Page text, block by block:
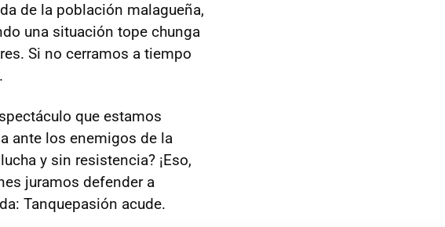
de la población malagueña,
una situación tope chunga
Si no cerramos a tiempo
que estamos
ante los enemigos de la
y sin resistencia? ¡Eso,
juramos defender a
Tanquepasión acude.